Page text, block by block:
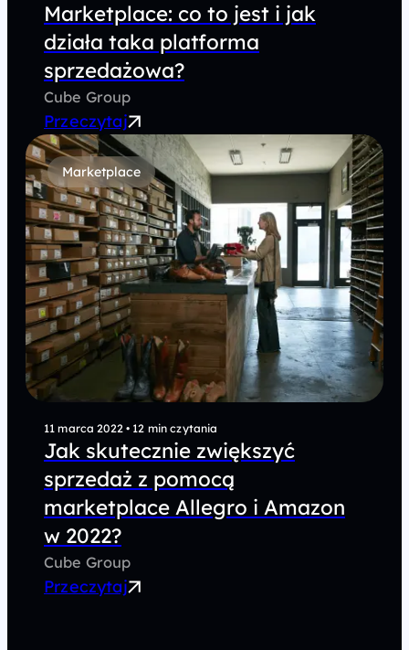
Marketplace: co to jest i jak
działa taka platforma
sprzedażowa?
Cube Group
Przeczytaj
Marketplace
11 marca 2022 • 12 min czytania
Jak skutecznie zwiększyć
sprzedaż z pomocą
marketplace Allegro i Amazon
w 2022?
Cube Group
Przeczytaj